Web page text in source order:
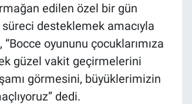
edilen özel bir gün
desteklemek amacıyla
oyununu çocuklarımıza
güzel vakit geçirmelerini
görmesini, büyüklerimizin
dedi.